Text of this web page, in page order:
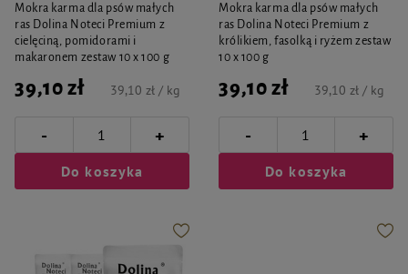
Mokra karma dla psów małych
ras Dolina Noteci Premium z
cielęciną, pomidorami i
makaronem zestaw 10 x 100 g
39,10 zł 39,10 zł / kg
- +
Do koszyka
Mokra karma dla psów małych
ras Dolina Noteci Premium z
królikiem, fasolką i ryżem zestaw
10 x 100 g
39,10 zł 39,10 zł / kg
- +
Do koszyka